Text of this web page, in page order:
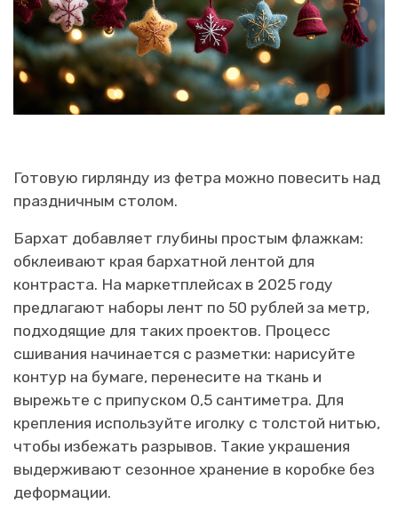
Готовую гирлянду из фетра можно повесить над
праздничным столом.
Бархат добавляет глубины простым флажкам:
обклеивают края бархатной лентой для
контраста. На маркетплейсах в 2025 году
предлагают наборы лент по 50 рублей за метр,
подходящие для таких проектов. Процесс
сшивания начинается с разметки: нарисуйте
контур на бумаге, перенесите на ткань и
вырежьте с припуском 0,5 сантиметра. Для
крепления используйте иголку с толстой нитью,
чтобы избежать разрывов. Такие украшения
выдерживают сезонное хранение в коробке без
деформации.